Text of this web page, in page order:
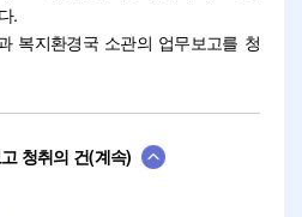
.
복지환경국 소관의 업무보고를 청
청취의 건(계속)